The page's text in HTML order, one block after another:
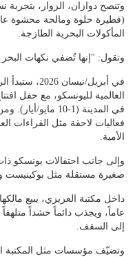
وتنصح دوازان، الزوار، بتجربة
(فطيرة حلوة ومالحة محشوة
المأكولات البحرية الطازجة.
وتقول: "إنها تُضفي نكهات
في أبريل/
العالمية لليونسكو، مع حفل
في المدينة (1-10
فعاليات لاحقة مثل القراءات
الأمية.
وإلى جانب احتفالات يونسكو
صغيرة مستقلة مثل بوكينيست
عاماً، ويجذب دائماً حشداً
إلى السقف.
وتضيّف مؤسسات مثل المكتبة